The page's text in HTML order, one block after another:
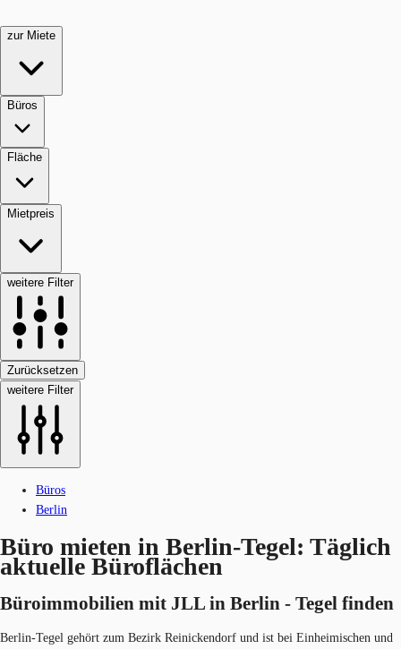
zur Miete
Büros
Fläche
Mietpreis
weitere Filter
Zurücksetzen
weitere Filter
Büros
Berlin
Büro mieten in Berlin-Tegel: Täglich
aktuelle Büroflächen
Büroimmobilien mit JLL in Berlin - Tegel ​finden
Berlin-Tegel gehört zum Bezirk Reinickendorf und ist bei Einheimischen und